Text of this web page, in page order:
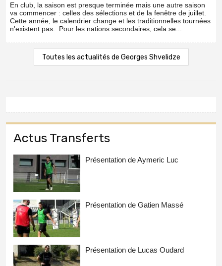
En club, la saison est presque terminée mais une autre saison
va commencer : celles des sélections et de la fenêtre de juillet.
Cette année, le calendrier change et les traditionnelles tournées
n'existent pas. Pour les nations secondaires, cela se...
Toutes les actualités de Georges Shvelidze
Actus Transferts
Présentation de Aymeric Luc
Présentation de Gatien Massé
Présentation de Lucas Oudard